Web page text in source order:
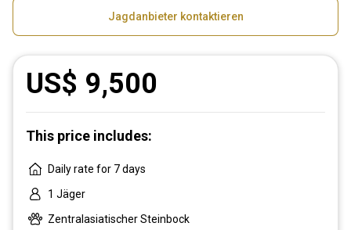
Jagdanbieter kontaktieren
US$ 9,500
This price includes:
Daily rate for 7 days
1 Jäger
Zentralasiatischer Steinbock